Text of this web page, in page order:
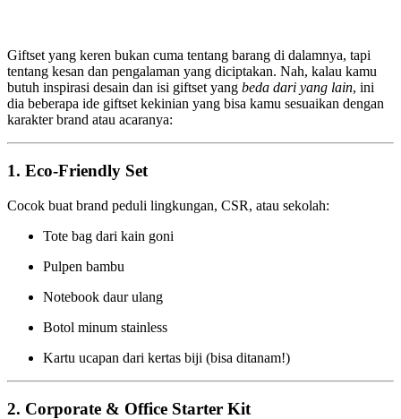
Giftset yang keren bukan cuma tentang barang di dalamnya, tapi
tentang kesan dan pengalaman yang diciptakan. Nah, kalau kamu
butuh inspirasi desain dan isi giftset yang beda dari yang lain, ini
dia beberapa ide giftset kekinian yang bisa kamu sesuaikan dengan
karakter brand atau acaranya:
1. Eco-Friendly Set
Cocok buat brand peduli lingkungan, CSR, atau sekolah:
Tote bag dari kain goni
Pulpen bambu
Notebook daur ulang
Botol minum stainless
Kartu ucapan dari kertas biji (bisa ditanam!)
2. Corporate & Office Starter Kit